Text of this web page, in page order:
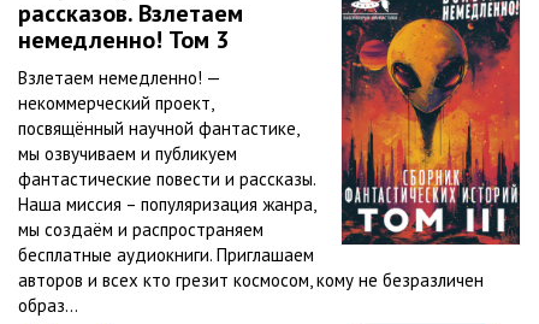
рассказов. Взлетаем
немедленно! Том 3
Взлетаем немедленно! —
некоммерческий проект,
посвящённый научной фантастике,
мы озвучиваем и публикуем
фантастические повести и рассказы.
Наша миссия – популяризация жанра,
мы создаём и распространяем
бесплатные аудиокниги. Приглашаем
авторов и всех кто грезит космосом, кому не безразличен
образ...